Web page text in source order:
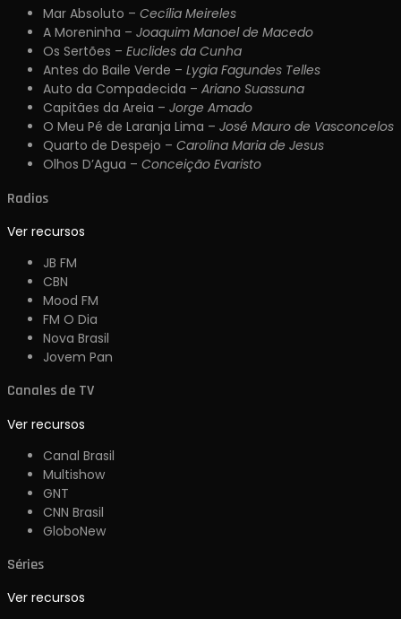
Mar Absoluto – Cecília Meireles
A Moreninha – Joaquim Manoel de Macedo
Os Sertões – Euclides da Cunha
Antes do Baile Verde – Lygia Fagundes Telles
Auto da Compadecida – Ariano Suassuna
Capitães da Areia – Jorge Amado
O Meu Pé de Laranja Lima – José Mauro de Vasconcelos
Quarto de Despejo – Carolina Maria de Jesus
Olhos D’Agua – Conceição Evaristo
Radios
Ver recursos
JB FM
CBN
Mood FM
FM O Dia
Nova Brasil
Jovem Pan
Canales de TV
Ver recursos
Canal Brasil
Multishow
GNT
CNN Brasil
GloboNew
Séries
Ver recursos